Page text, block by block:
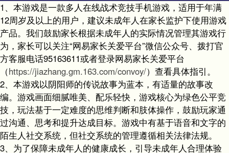
1、本游戏是一款多人在线战术竞技手机游戏，适用于年满
12周岁及以上的用户，建议未成年人在家长监护下使用游戏
产品。我们鼓励家长根据未成年人的实际情况管理其游戏行
为，家长可以关注“网易家长关爱平台”微信公众号、拨打官
方客服电话95163611或者登录网易家长关爱平台
（https://jiazhang.gm.163.com/convoy/）查看具体指引。
2、本游戏以阴阳师的传说故事为蓝本，有适量的故事改
编。游戏画面细腻唯美、配乐轻快，游戏核心为绿色公平竞
技，玩法基于一定难度的思维判断和肢体操作，鼓励玩家通
过沟通、思考和提升达成目标。游戏中有基于语音和文字的
陌生人社交系统，但社交系统的管理遵循相关法律法规。
3、为了保障未成年人的健康成长，引导未成年人合理体验